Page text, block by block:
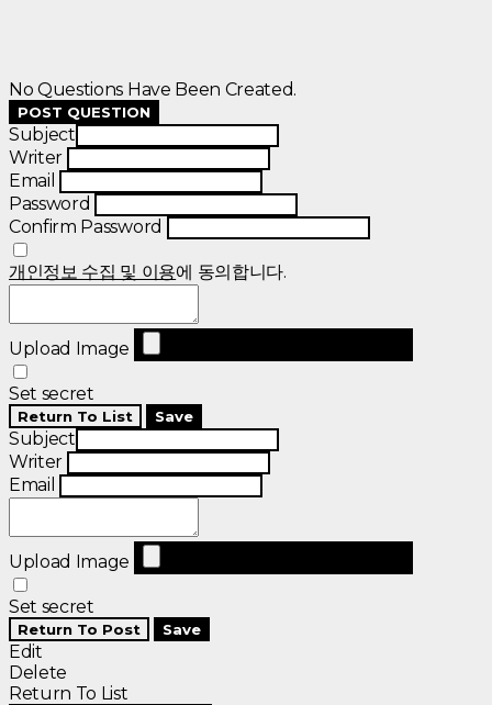
No Questions Have Been Created.
POST QUESTION
Subject
Writer
Email
Password
Confirm Password
개인정보 수집 및 이용에 동의합니다.
Upload Image
Set secret
Return To List Save
Subject
Writer
Email
Upload Image
Set secret
Return To Post Save
Edit
Delete
Return To List